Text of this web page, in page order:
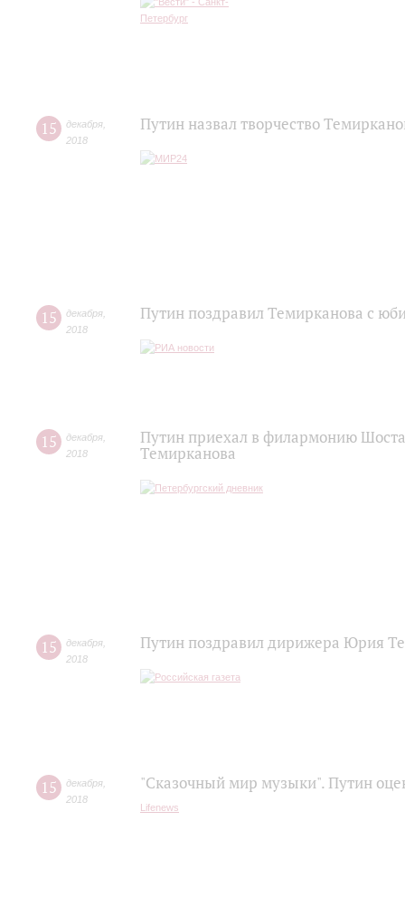
15 декабря
2018
Путин назвал творчество
15 декабря
2018
Путин поздравил Темирканова с
15 декабря
2018
Путин приехал в филармонию
Темирканова
15 декабря
2018
Путин поздравил дирижера Юрия
15 декабря
2018
"Сказочный мир музыки". Путин
Lifenews